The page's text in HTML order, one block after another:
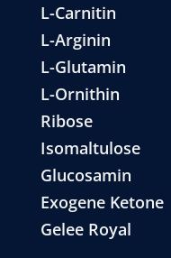
L-Carnitin
L-Arginin
L-Glutamin
L-Ornithin
Ribose
Isomaltulose
Glucosamin
Exogene Ketone
Gelee Royal